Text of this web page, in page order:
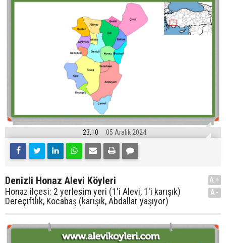
23:10 05 Aralık 2024
Denizli Honaz Alevi Köyleri
Honaz ilçesi: 2 yerlesim yeri (1'i Alevi, 1'i karışık)
Dereçiftlik, Kocabaş (karışık, Abdallar yaşıyor)
A+
A-